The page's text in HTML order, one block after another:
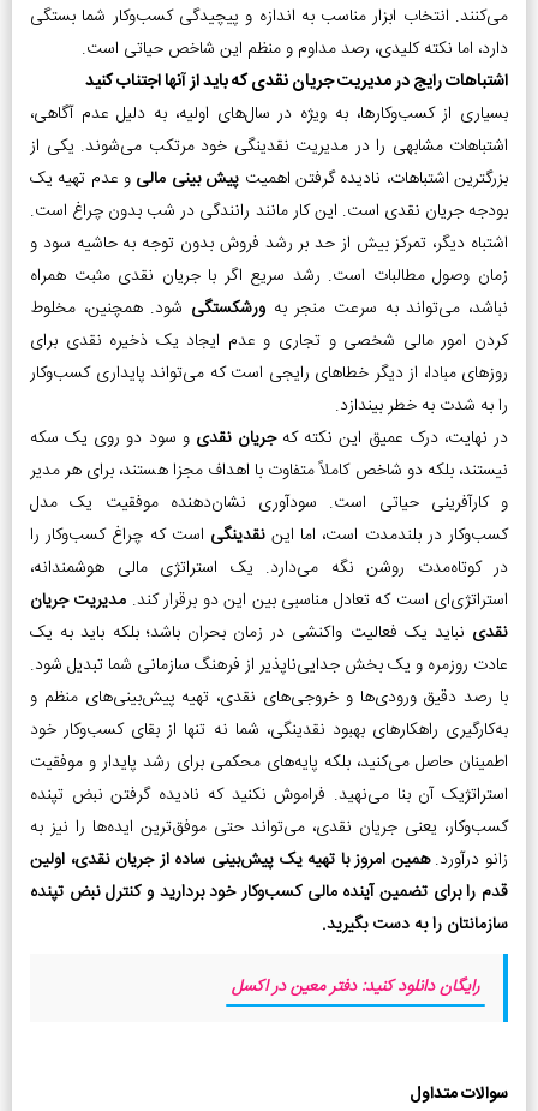
می‌کنند. انتخاب ابزار مناسب به اندازه و پیچیدگی کسب‌وکار شما بستگی
دارد، اما نکته کلیدی، رصد مداوم و منظم این شاخص حیاتی است.
اشتباهات رایج در مدیریت جریان نقدی که باید از آنها اجتناب کنید
بسیاری از کسب‌وکارها، به ویژه در سال‌های اولیه، به دلیل عدم آگاهی،
اشتباهات مشابهی را در مدیریت نقدینگی خود مرتکب می‌شوند. یکی از
بزرگترین اشتباهات، نادیده گرفتن اهمیت پیش بینی مالی و عدم تهیه یک
بودجه جریان نقدی است. این کار مانند رانندگی در شب بدون چراغ است.
اشتباه دیگر، تمرکز بیش از حد بر رشد فروش بدون توجه به حاشیه سود و
زمان وصول مطالبات است. رشد سریع اگر با جریان نقدی مثبت همراه
نباشد، می‌تواند به سرعت منجر به ورشکستگی شود. همچنین، مخلوط
کردن امور مالی شخصی و تجاری و عدم ایجاد یک ذخیره نقدی برای
روزهای مبادا، از دیگر خطاهای رایجی است که می‌تواند پایداری کسب‌وکار
را به شدت به خطر بیندازد.
در نهایت، درک عمیق این نکته کهجریان نقدی و سود دو روی یک سکه
نیستند، بلکه دو شاخص کاملاً متفاوت با اهداف مجزا هستند، برای هر مدیر
و کارآفرینی حیاتی است. سودآوری نشان‌دهنده موفقیت یک مدل
کسب‌وکار در بلندمدت است، اما ایننقدینگی است که چراغ کسب‌وکار را
در کوتاه‌مدت روشن نگه می‌دارد. یک استراتژی مالی هوشمندانه،
استراتژی‌ای است که تعادل مناسبی بین این دو برقرار کند. مدیریت جریان
نقدی نباید یک فعالیت واکنشی در زمان بحران باشد؛ بلکه باید به یک
عادت روزمره و یک بخش جدایی‌ناپذیر از فرهنگ سازمانی شما تبدیل شود.
با رصد دقیق ورودی‌ها و خروجی‌های نقدی، تهیه پیش‌بینی‌های منظم و
به‌کارگیری راهکارهای بهبود نقدینگی، شما نه تنها از بقای کسب‌وکار خود
اطمینان حاصل می‌کنید، بلکه پایه‌های محکمی برای رشد پایدار و موفقیت
استراتژیک آن بنا می‌نهید. فراموش نکنید که نادیده گرفتن نبض تپنده
کسب‌وکار، یعنی جریان نقدی، می‌تواند حتی موفق‌ترین ایده‌ها را نیز به
زانو درآورد.همین امروز با تهیه یک پیش‌بینی ساده از جریان نقدی، اولین
قدم را برای تضمین آینده مالی کسب‌وکار خود بردارید و کنترل نبض تپنده
سازمانتان را به دست بگیرید.
رایگان دانلود کنید: دفتر معین در اکسل
سوالات متداول